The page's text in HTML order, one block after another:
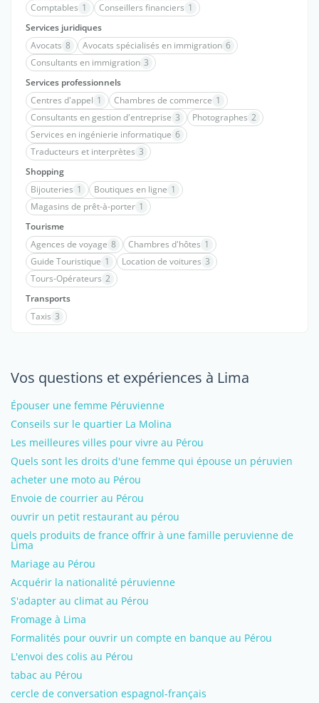
Comptables 1 Conseillers financiers 1
Services juridiques
Avocats 8 Avocats spécialisés en immigration 6
Consultants en immigration 3
Services professionnels
Centres d'appel 1 Chambres de commerce 1
Consultants en gestion d'entreprise 3 Photographes 2
Services en ingénierie informatique 6
Traducteurs et interprètes 3
Shopping
Bijouteries 1 Boutiques en ligne 1
Magasins de prêt-à-porter 1
Tourisme
Agences de voyage 8 Chambres d'hôtes 1
Guide Touristique 1 Location de voitures 3
Tours-Opérateurs 2
Transports
Taxis 3
Vos questions et expériences à Lima
Épouser une femme Péruvienne
Conseils sur le quartier La Molina
Les meilleures villes pour vivre au Pérou
Quels sont les droits d'une femme qui épouse un péruvien
acheter une moto au Pérou
Envoie de courrier au Pérou
ouvrir un petit restaurant au pérou
quels produits de france offrir à une famille peruvienne de
Lima
Mariage au Pérou
Acquérir la nationalité péruvienne
S'adapter au climat au Pérou
Fromage à Lima
Formalités pour ouvrir un compte en banque au Pérou
L'envoi des colis au Pérou
tabac au Pérou
cercle de conversation espagnol-français